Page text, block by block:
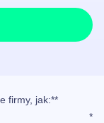
firmy, jak:**